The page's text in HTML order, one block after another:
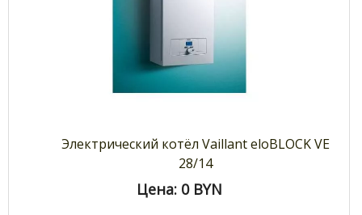
Электрический котёл Vaillant eloBLOCK VE
28/14
Цена: 0 BYN